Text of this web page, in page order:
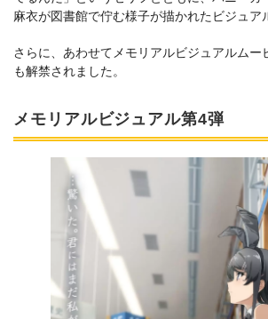
麻衣が図書館で佇む様子が描かれたビジュア
さらに、あわせてメモリアルビジュアルムー
も解禁されました。
メモリアルビジュアル第4弾